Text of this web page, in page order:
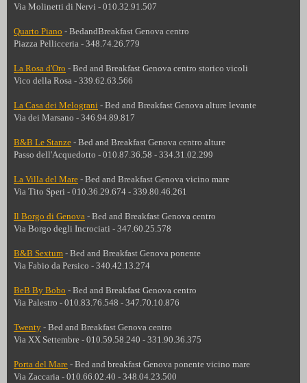
Via Molinetti di Nervi - 010.32.91.507
Quarto Piano - BedandBreakfast Genova centro
Piazza Pellicceria - 348.74.26.779
La Rosa d'Oro - Bed and Breakfast Genova centro storico vicoli
Vico della Rosa - 339.62.63.566
La Casa dei Melograni - Bed and Breakfast Genova alture levante
Via dei Marsano - 346.94.89.817
B&B Le Stanze - Bed and Breakfast Genova centro alture
Passo dell'Acquedotto - 010.87.36.58 - 334.31.02.299
La Villa del Mare - Bed and Breakfast Genova vicino mare
Via Tito Speri - 010.36.29.674 - 339.80.46.261
Il Borgo di Genova - Bed and Breakfast Genova centro
Via Borgo degli Incrociati - 347.60.25.578
B&B Sextum - Bed and Breakfast Genova ponente
Via Fabio da Persico - 340.42.13.274
BeB By Bobo - Bed and Breakfast Genova centro
Via Palestro - 010.83.76.548 - 347.70.10.876
Twenty - Bed and Breakfast Genova centro
Via XX Settembre - 010.59.58.240 - 331.90.36.375
Porta del Mare - Bed and breakfast Genova ponente vicino mare
Via Zaccaria - 010.66.02.40 - 348.04.23.500